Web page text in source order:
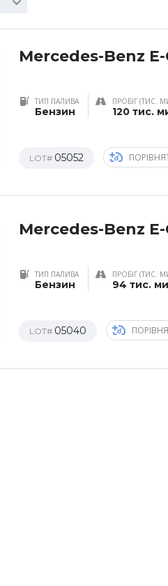
Mercedes-Benz E-
ТИП ПАЛИВА
Бензин
ПРОБІГ (ТИС.
120 тис.
LOT# 05052
Mercedes-Benz E-
ТИП ПАЛИВА
Бензин
ПРОБІГ (ТИС.
94 тис.
LOT# 05040